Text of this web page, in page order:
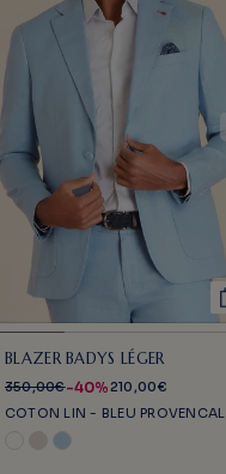
BLAZER BADYS LÉGER
350,00€-40%210,00€
COTON LIN - BLEU PROVENCAL